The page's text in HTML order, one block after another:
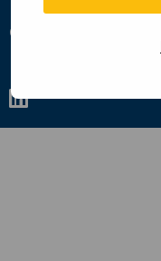
Cookies
Ga
naar